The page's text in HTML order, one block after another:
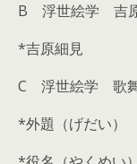
B 浮世絵学 吉
*吉原細見
C 浮世絵学 歌
*外題（げだい）